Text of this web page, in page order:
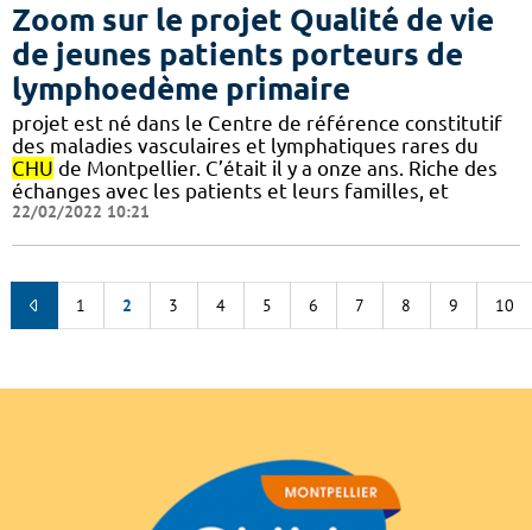
Zoom sur le projet Qualité de vie
de jeunes patients porteurs de
lymphoedème primaire
projet est né dans le Centre de référence constitutif
des maladies vasculaires et lymphatiques rares du
CHU de Montpellier. C’était il y a onze ans. Riche des
échanges avec les patients et leurs familles, et
22/02/2022 10:21
1 2 3 4 5 6 7 8 9 10